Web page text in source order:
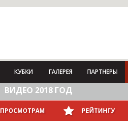
КУБКИ ГАЛЕРЕЯ ПАРТНЕРЫ
ВИДЕО 2018 ГОД
ПРОСМОТРАМ РЕЙТИНГУ